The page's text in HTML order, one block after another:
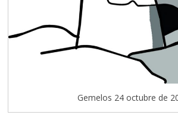
Gemelos 24 octubre de